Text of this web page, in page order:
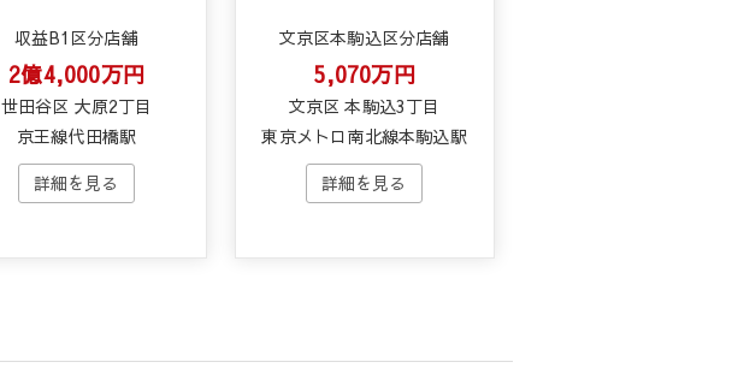
収益B1区分店舗
2億4,000万円
世田谷区 大原2丁目
京王線代田橋駅
文京区本駒込区分店舗
5,070万円
文京区 本駒込3丁目
東京メトロ南北線本駒込駅